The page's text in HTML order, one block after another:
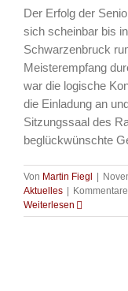
Der Erfolg der
sich scheinbar bis
Schwarzenbruck
Meisterempfang
war die logische
die Einladung an
Sitzungssaal des
beglückwünschte
Von Martin Fiegl
Aktuelles
Weiterlesen